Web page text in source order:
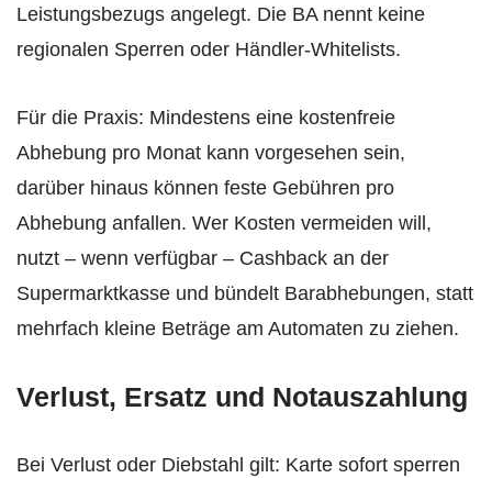
Leistungsbezugs angelegt. Die BA nennt keine
regionalen Sperren oder Händler-Whitelists.
Für die Praxis: Mindestens eine kostenfreie
Abhebung pro Monat kann vorgesehen sein,
darüber hinaus können feste Gebühren pro
Abhebung anfallen. Wer Kosten vermeiden will,
nutzt – wenn verfügbar – Cashback an der
Supermarktkasse und bündelt Barabhebungen, statt
mehrfach kleine Beträge am Automaten zu ziehen.
Verlust, Ersatz und Notauszahlung
Bei Verlust oder Diebstahl gilt: Karte sofort sperren